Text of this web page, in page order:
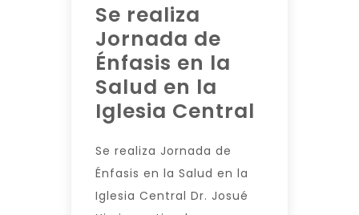
Se realiza
Jornada de
Énfasis en la
Salud en la
Iglesia Central
Se realiza Jornada de
Énfasis en la Salud en la
Iglesia Central Dr. Josué